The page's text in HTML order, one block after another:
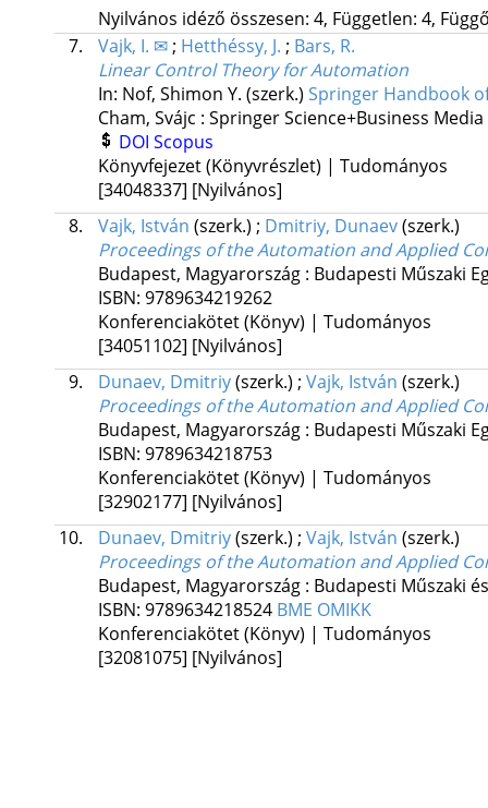
Nyilvános idéző összesen: 4, Független: 4,
7.
Vajk, I. ✉; Hetthéssy, J. ; Bars, R.
Linear Control Theory for Automation
In: Nof, Shimon Y. (szerk.) Springer Handbook
Cham, Svájc : Springer Science+Business Media
DOI Scopus
Könyvfejezet (Könyvrészlet) | Tudományos
[34048337] [Nyilvános]
8.
Vajk, István (szerk.) ; Dmitriy, Dunaev(szerk.)
Proceedings of the Automation and Applied
Budapest, Magyarország : Budapesti Műszaki
ISBN: 9789634219262
Konferenciakötet (Könyv) | Tudományos
[34051102] [Nyilvános]
9.
Dunaev, Dmitriy(szerk.) ; Vajk, István (szerk.)
Proceedings of the Automation and Applied
Budapest, Magyarország : Budapesti Műszaki
ISBN: 9789634218753
Konferenciakötet (Könyv) | Tudományos
[32902177] [Nyilvános]
10.
Dunaev, Dmitriy(szerk.) ; Vajk, István (szerk.)
Proceedings of the Automation and Applied
Budapest, Magyarország : Budapesti Műszaki
ISBN: 9789634218524 BME OMIKK
Konferenciakötet (Könyv) | Tudományos
[32081075] [Nyilvános]